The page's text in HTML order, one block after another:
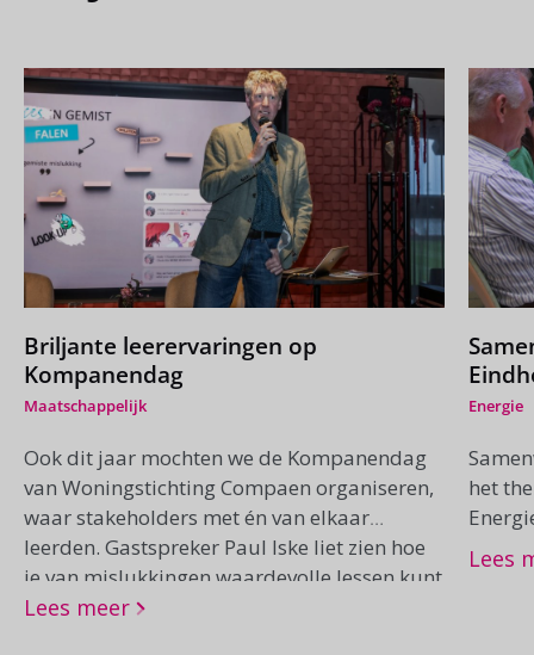
Briljante leerervaringen op
Kompanendag
Maatschappelijk
Ook dit jaar mochten we de Kompanendag
van Woningstichting Compaen organiseren,
waar stakeholders met én van elkaar
leerden. Gastspreker Paul Iske liet zien hoe
je van mislukkingen waardevolle lessen kunt
maken.
Lees meer
Energie
het
Lees